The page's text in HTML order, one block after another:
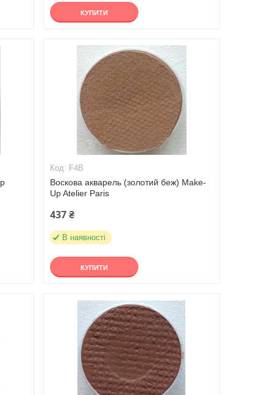
КУПИТИ
F4B
Воскова акварель (золотий беж) Make-
Up Atelier Paris
437 ₴
В наявності
КУПИТИ